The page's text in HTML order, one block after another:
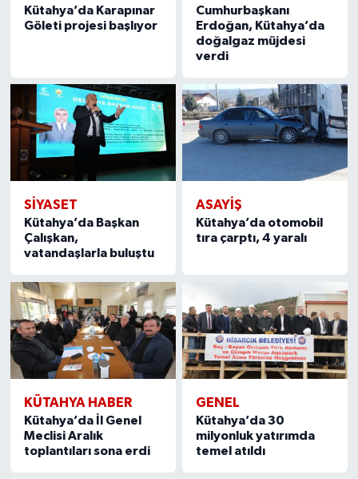
Kütahya’da Karapınar
Göleti projesi başlıyor
Cumhurbaşkanı
Erdoğan, Kütahya’da
doğalgaz müjdesi
verdi
SIYASET
Kütahya’da Başkan
Çalışkan,
vatandaşlarla buluştu
ASAYIŞ
Kütahya’da otomobil
tıra çarptı, 4 yaralı
KÜTAHYA HABER
Kütahya’da İl Genel
Meclisi Aralık
toplantıları sona erdi
GENEL
Kütahya’da 30
milyonluk yatırımda
temel atıldı